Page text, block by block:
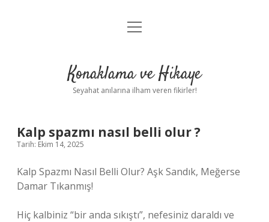
Anasayfa
Yasal Uyarı
menüyü
Konaklama ve Hikaye
Seyahat anılarına ilham veren fikirler!
Kalp spazmı nasıl belli olur ?
Tarih: Ekim 14, 2025
Kalp Spazmı Nasıl Belli Olur? Aşk Sandık, Meğerse
Damar Tıkanmış!
Hiç kalbiniz “bir anda sıkıştı”, nefesiniz daraldı ve